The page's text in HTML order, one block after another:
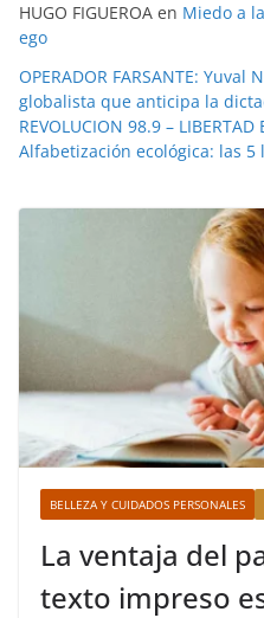
HUGO FIGUEROA en Miedo a
ego
OPERADOR FARSANTE:
globalista que anticipa la
REVOLUCION 98.9 – LIBERTAD
Alfabetización ecológica: las 5
BELLEZA Y CUIDADOS PERSONALES
La ventaja del
texto impreso